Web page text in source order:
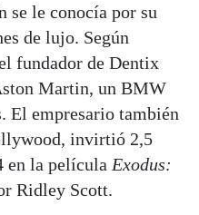
se le conocía por su
de lujo. Según
fundador de Dentix
Martin, un BMW
El empresario también
invirtió 2,5
en la película Exodus:
Ridley Scott.